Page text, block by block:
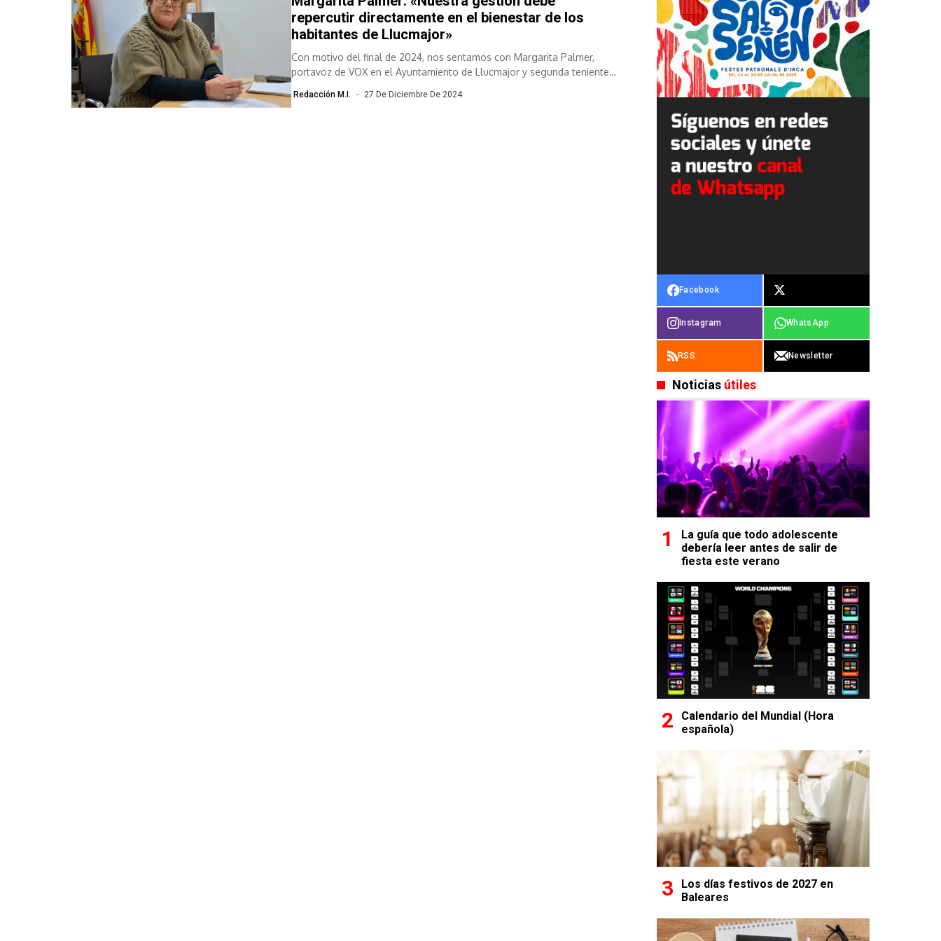
repercutir directamente en el bienestar de los
habitantes de Llucmajor»
Con motivo del final de 2024, nos sentamos con Margarita Palmer,
portavoz de VOX en el Ayuntamiento de Llucmajor y segunda teniente
Redacción M.I. 27 De Diciembre De 2024
Facebook
Instagram WhatsApp
RSS Newsletter
Noticias útiles
La guía que todo adolescente
debería leer antes de salir de
fiesta este verano
Calendario del Mundial (Hora
española)
Los días festivos de 2027 en
Baleares